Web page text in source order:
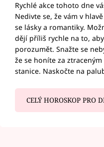
Rychlé akce tohoto dne
Nedivte se, že vám v
se lásky a romantiky.
dějí příliš rychle na to,
porozumět. Snažte se
že se honíte za
stanice. Naskočte na
CELÝ HOROSKOP PRO